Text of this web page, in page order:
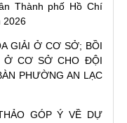
Thành phố Hồ Chí
2026
GIẢI Ở CƠ SỞ; BỒI
Ở CƠ SỞ CHO ĐỘI
PHƯỜNG AN LẠC
GÓP Ý VỀ DỰ